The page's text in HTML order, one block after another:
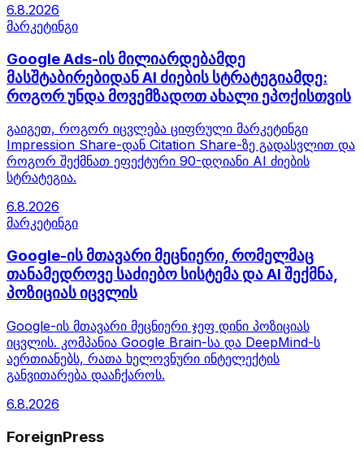
6.8.2026
მარკეტინგი
Google Ads-ის მილიარდებამდე
მასშტაბირებიდან AI ძიების სტრატეგიამდე:
როგორ უნდა მოვემზადოთ ახალი ეპოქისთვის
გაიგეთ, როგორ იცვლება ციფრული მარკეტინგი
Impression Share-დან Citation Share-ზე გადასვლით და
როგორ შექმნათ ეფექტური 90-დღიანი AI ძიების
სტრატეგია.
6.8.2026
მარკეტინგი
Google-ის მთავარი მეცნიერი, რომელმაც
თანამედროვე საძიებო სისტემა და AI შექმნა,
პოზიციას იცვლის
Google-ის მთავარი მეცნიერი ჯეფ დინი პოზიციას
იცვლის. კომპანია Google Brain-სა და DeepMind-ს
აერთიანებს, რათა ხელოვნური ინტელექტის
განვითარება დააჩქაროს.
6.8.2026
ForeignPress